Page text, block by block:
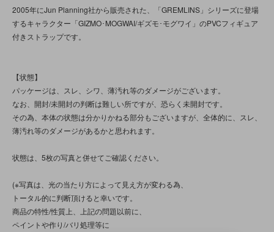
2005年にJun Planning社から販売された、「GREMLINS」シリーズに登場
するキャラクター「GIZMO･MOGWAI/ギズモ･モグワイ」のPVCフィギュア
付きストラップです。
【状態】
パッケージは、スレ、シワ、薄汚れ等のダメージがございます。
なお、開封/未開封の判断は難しい所ですが、恐らく未開封です。
その為、本体の状態は分かりかねる部分もございますが、全体的に、スレ、
薄汚れ等のダメージがあるかと思われます。
状態は、5枚の写真と併せてご確認ください。
(※写真は、光の当たり方によって見え方が変わる為、
トータル的に判断頂けると幸いです。
商品の特性/性質上、上記の問題以前に、
ペイントや作り/バリ処理等に